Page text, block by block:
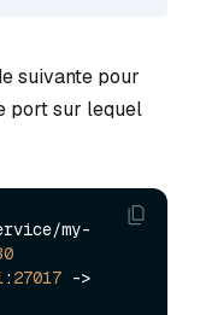
suivante pour
port sur lequel
my-
: 27017